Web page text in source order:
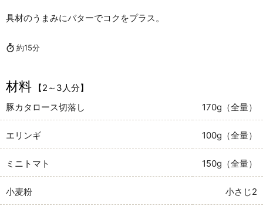
具材のうまみにバターでコクをプラス。
約15分
材料
【2～3人分】
豚カタロース切落し
170g（全量）
エリンギ 100g（全量）
ミニトマト 150g（全量）
小麦粉 小さじ2